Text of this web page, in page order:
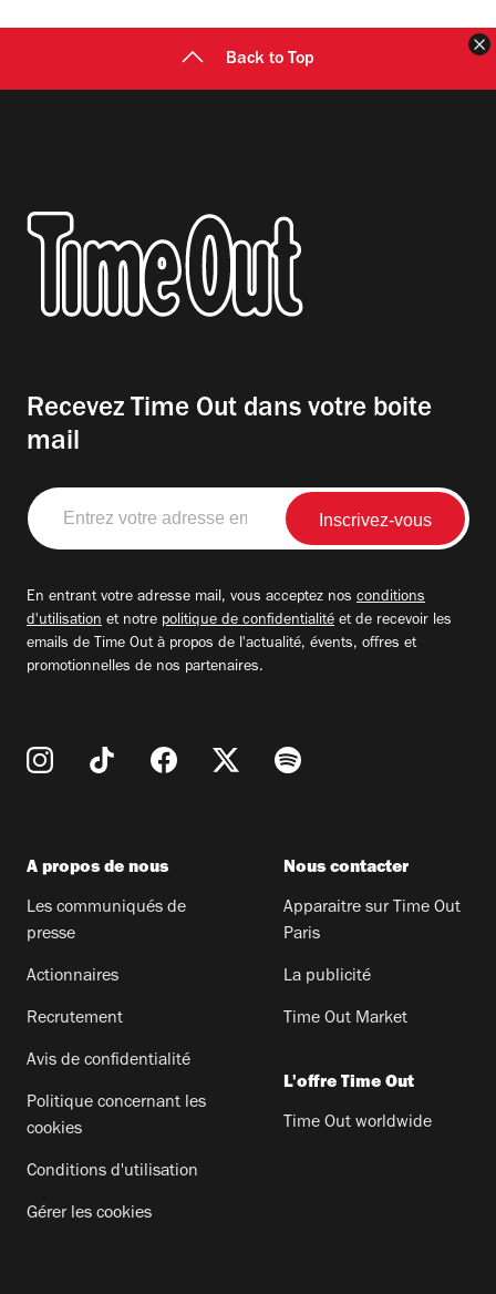
Back to Top
Recevez Time Out dans votre boite
mail
Entrez
votre
adresse
En entrant votre adresse mail, vous acceptez nos conditions
d'utilisation et notre politique de confidentialité et de recevoir les
emails de Time Out à propos de l'actualité, évents, offres et
promotionnelles de nos partenaires.
A propos de nous
Les communiqués de
presse
Actionnaires
Recrutement
Avis de confidentialité
Politique concernant les
cookies
Conditions d'utilisation
Gérer les cookies
Nous contacter
Apparaitre sur Time Out
Paris
La publicité
Time Out Market
L'offre Time Out
Time Out worldwide